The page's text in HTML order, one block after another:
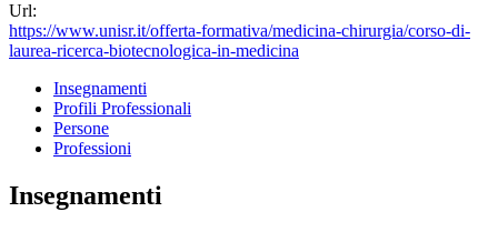
Url:
https://www.unisr.it/offerta-formativa/medicina-chirurgia/corso-di-
laurea-ricerca-biotecnologica-in-medicina
Insegnamenti
Profili Professionali
Persone
Professioni
Insegnamenti